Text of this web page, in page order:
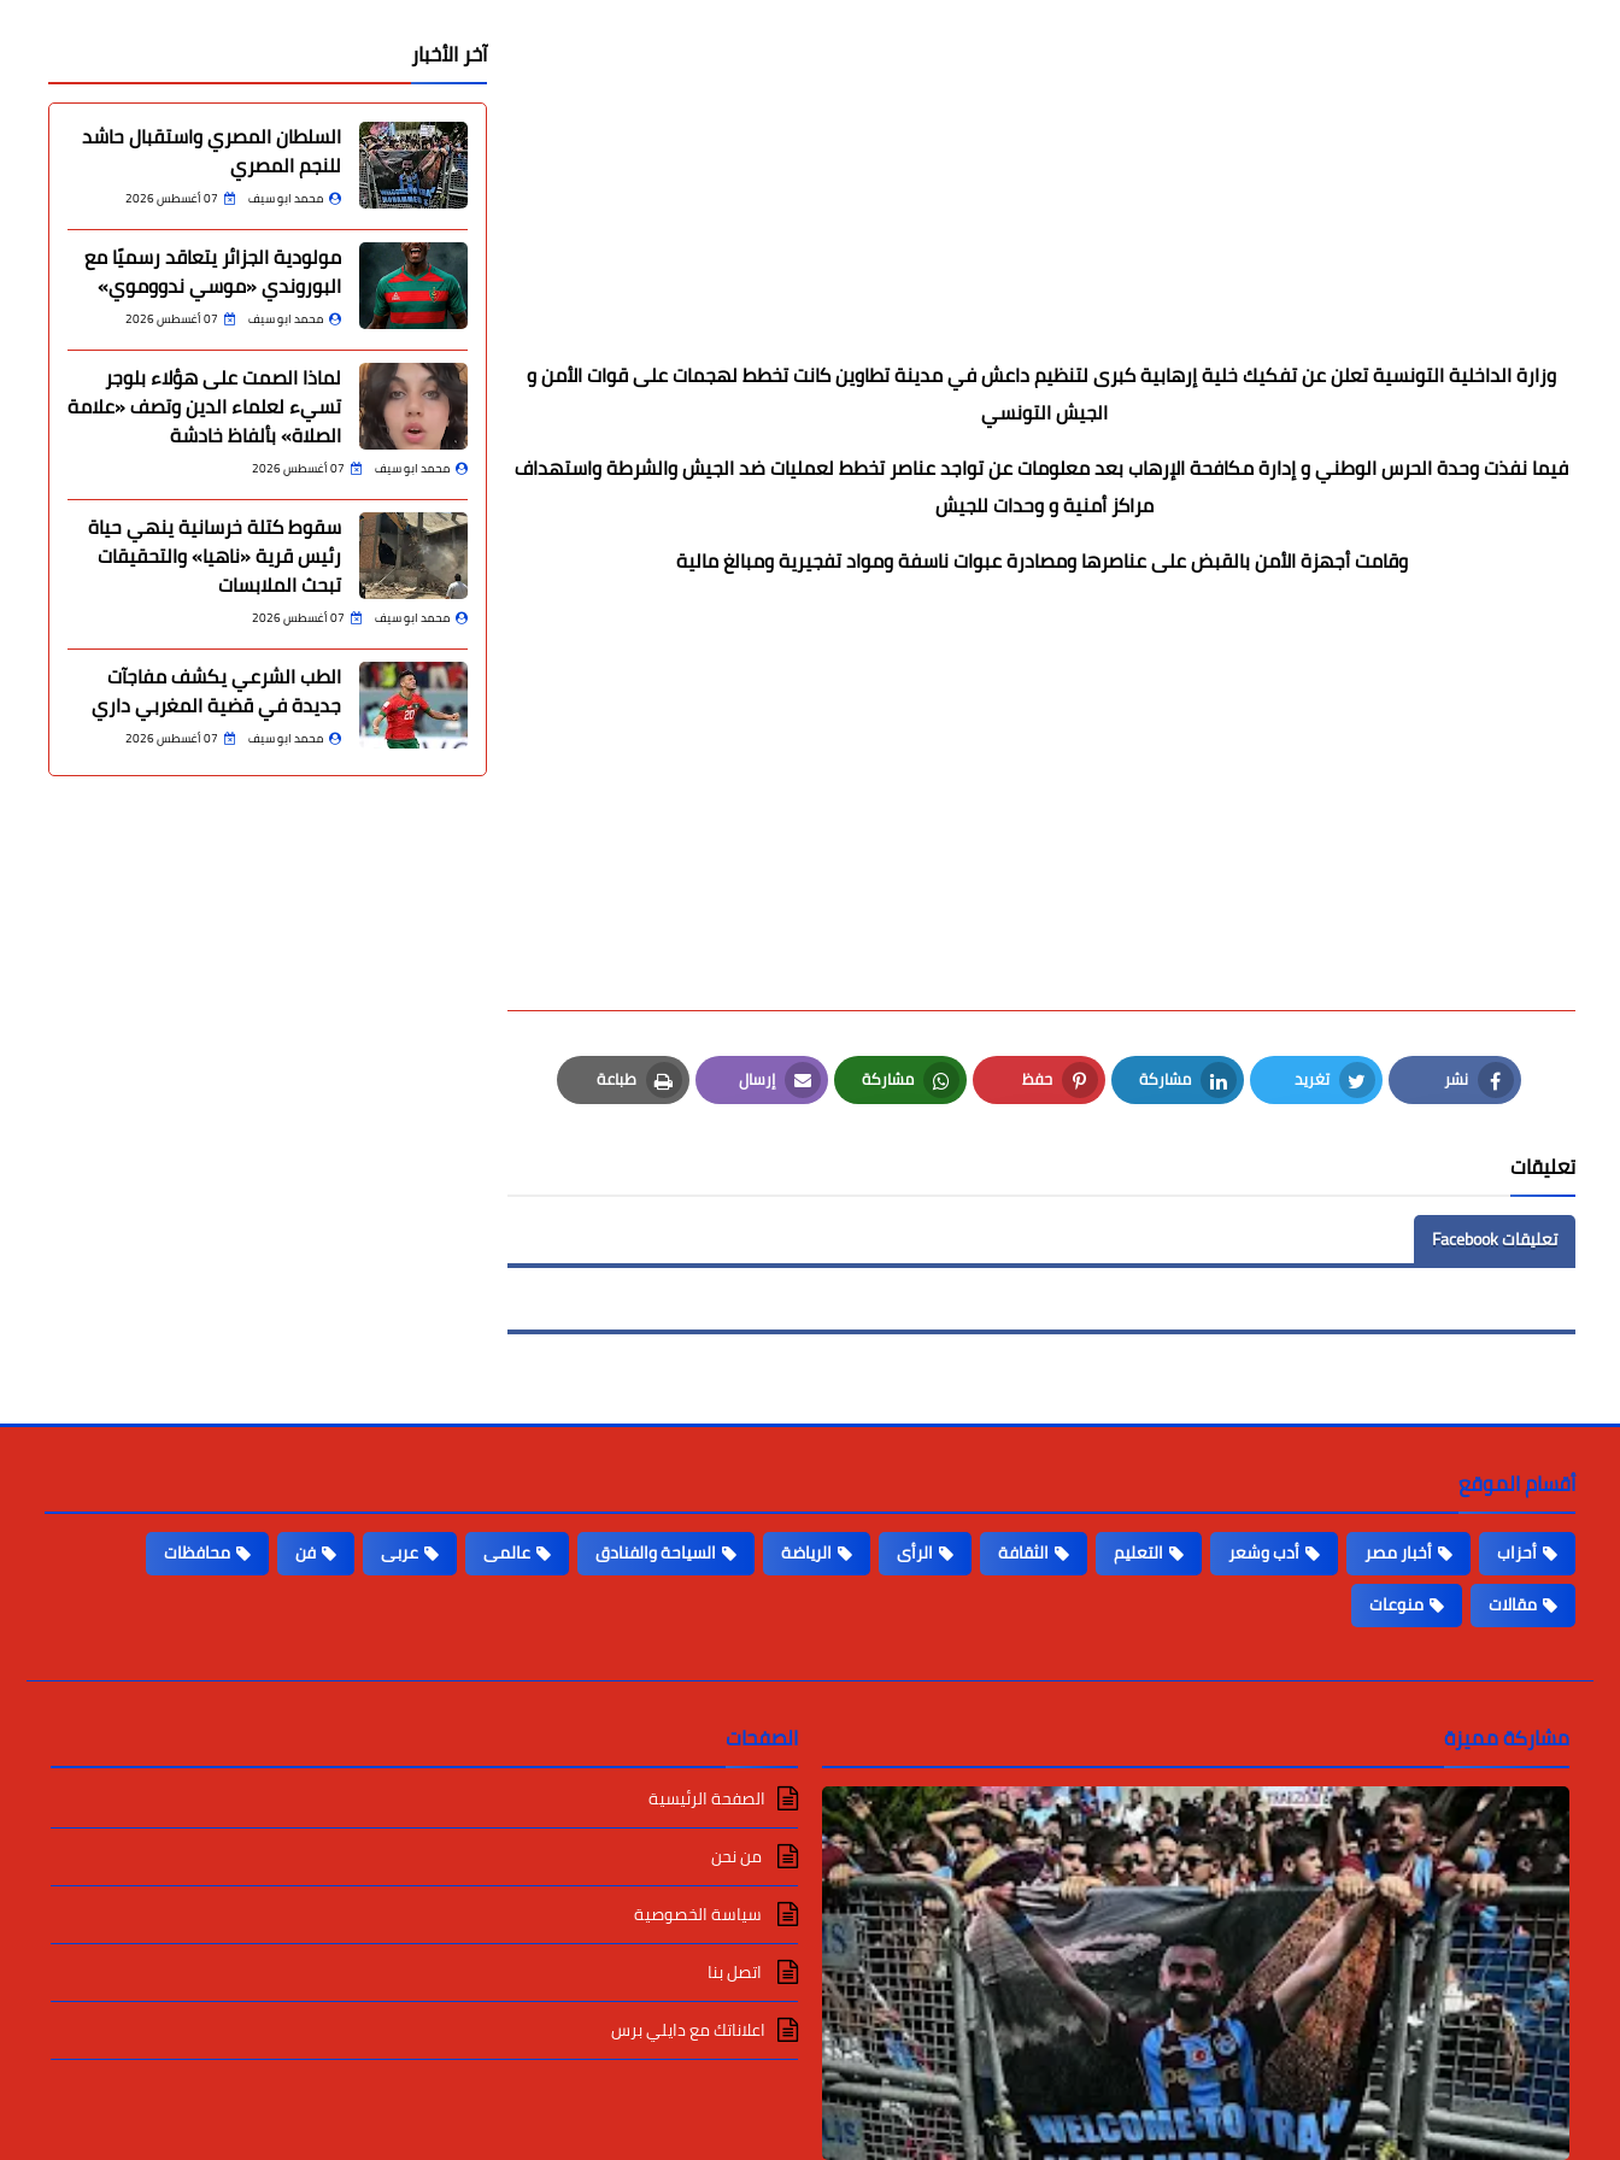
وزارة الداخلية التونسية تعلن عن تفكيك خلية إرهابية كبرى لتنظيم داعش في مدينة تطاوين كانت تخطط لهجمات على قوات الأمن و
الجيش التونسي
فيما نفذت وحدة الحرس الوطني و إدارة مكافحة الإرهاب بعد معلومات عن تواجد عناصر تخطط لعمليات ضد الجيش والشرطة واستهداف
مراكز أمنية و وحدات للجيش
وقامت أجهزة الأمن بالقبض على عناصرها ومصادرة عبوات ناسفة ومواد تفجيرية ومبالغ مالية
نشر
Facebook
تغريد
Twitter
مشاركة
LinkedIn
حفظ
Pinterest
مشاركة
Whatsapp
إرسال
Email
طباعة
Print
تعليقات
تعليقات Facebook
آخر الأخبار
السلطان المصري واستقبال حاشد
للنجم المصري
محمد ابو سيف 07 أغسطس 2026
مولودية الجزائر يتعاقد رسميًا مع
البوروندي «موسي ندووموي»
محمد ابو سيف 07 أغسطس 2026
لماذا الصمت على هؤلاء بلوجر
تسيء لعلماء الدين وتصف «علامة
الصلاة» بألفاظ خادشة
محمد ابو سيف 07 أغسطس 2026
سقوط كتلة خرسانية ينهي حياة
رئيس قرية «ناهيا» والتحقيقات
تبحث الملابسات
محمد ابو سيف 07 أغسطس 2026
الطب الشرعي يكشف مفاجآت
جديدة في قضية المغربي داري
محمد ابو سيف 07 أغسطس 2026
أقسام الموقع
أحزاب أخبار مصر أدب وشعر التعليم الثقافة الرأى الرياضة السياحة والفنادق عالمى عربى فن
محافظات
مقالات
منوعات
مشاركة مميزة الصفحات
الصفحة الرئيسية
من نحن
سياسة الخصوصية
اتصل بنا
اعلاناتك مع دايلي برس